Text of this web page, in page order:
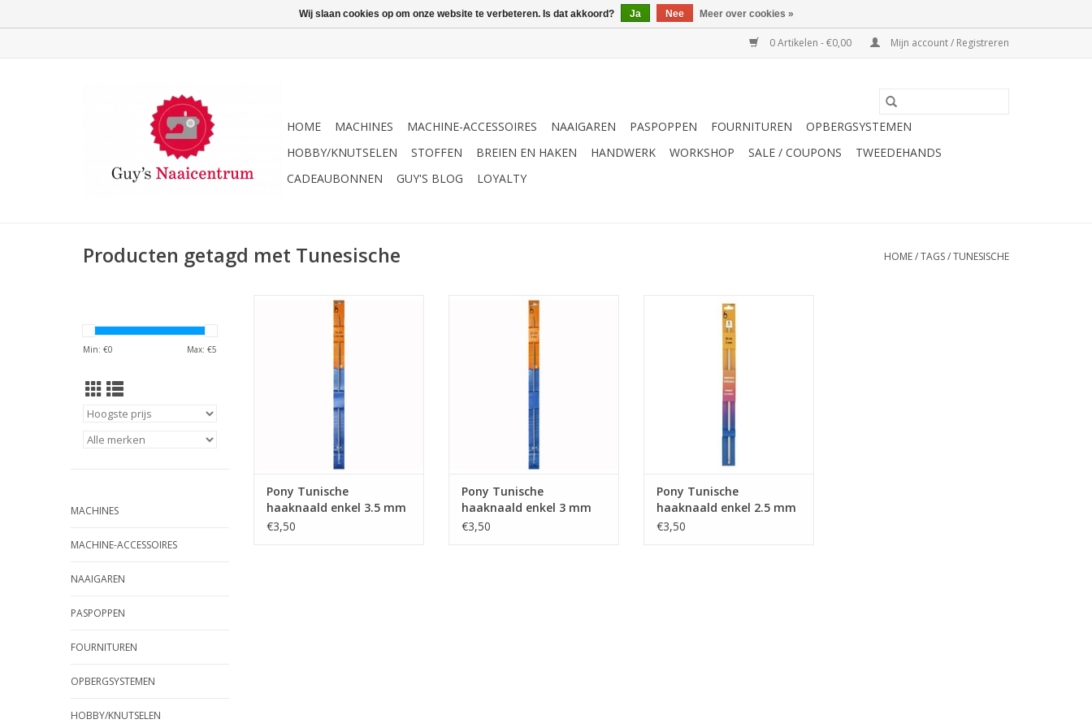
0 Artikelen - €0,00 Mijn account / Registreren
HOME MACHINES MACHINE-ACCESSOIRES NAAIGAREN PASPOPPEN FOURNITUREN
OPBERGSYSTEMEN
HOBBY/KNUTSELEN
STOFFEN BREIEN EN HAKEN HANDWERK WORKSHOP SALE / COUPONS
TWEEDEHANDS
CADEAUBONNEN
GUY'S BLOG LOYALTY
Producten getagd met Tunesische HOME/TAGS/TUNESISCHE
Min: €0 Max: €5
MACHINES
MACHINE-ACCESSOIRES
NAAIGAREN
PASPOPPEN
FOURNITUREN
OPBERGSYSTEMEN
HOBBY/KNUTSELEN
Pony Tunische haaknaald enkel
3.5 mm 35 cm
Pony Tunische
haaknaald enkel 3.5 mm
35 cm
€3,50
Pony Tunische haaknaald enkel 3
mm 35 cm
TOEVOEGEN AAN WINKELWAGEN
Pony Tunische
haaknaald enkel 3 mm
35 cm
€3,50
Pony Tunische haaknaald enkel
2.5 mm 30 cm
TOEVOEGEN AAN WINKELWAGEN
Pony Tunische
haaknaald enkel 2.5 mm
30 cm
€3,50
Wij slaan cookies op om onze website te verbeteren. Is dat akkoord? Ja Nee Meer over cookies »